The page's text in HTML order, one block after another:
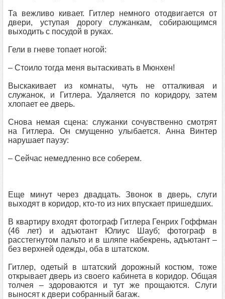
Та вежливо кивает. Гитлер немного отодвигается от
двери, уступая дорогу служанкам, собирающимся
выходить с посудой в руках.
Гели в гневе топает ногой:
– Стоило тогда меня вытаскивать в Мюнхен!
Выскакивает из комнаты, чуть не отталкивая и
служанок, и Гитлера. Удаляется по коридору, затем
хлопает ее дверь.
Снова немая сцена: служанки сочувственно смотрят
на Гитлера. Он смущенно улыбается. Анна Винтер
нарушает паузу:
– Сейчас немедленно все соберем.
Еще минут через двадцать. Звонок в дверь, слуги
выходят в коридор, кто-то из них впускает пришедших.
В квартиру входят фотограф Гитлера Генрих Гоффман
(46 лет) и адъютант Юлиус Шауб; фотограф в
расстегнутом пальто и в шляпе набекрень, адъютант –
без верхней одежды, оба в штатском.
Гитлер, одетый в штатский дорожный костюм, тоже
открывает дверь из своего кабинета в коридор. Общая
толчея – здороваются и тут же прощаются. Слуги
выносят к двери собранный багаж.